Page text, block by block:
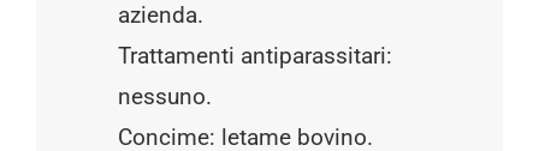
azienda.
Trattamenti antiparassitari:
nessuno.
Concime: letame bovino.